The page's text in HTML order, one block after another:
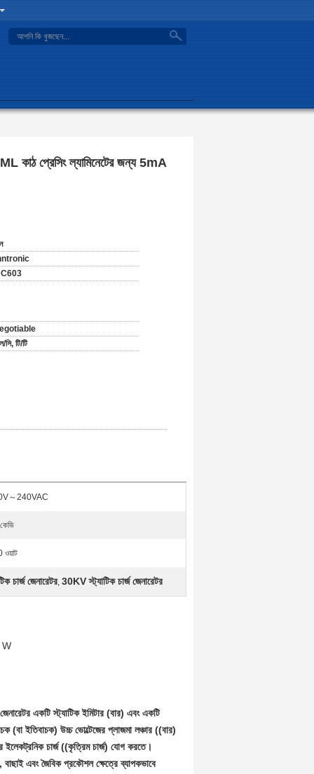
search
কাঠ প্রেসিং ল্যামিনেটের জন্য 5mA
সি, টি/টি
～240VAC
ওয়াট
চার্জ জেনারেটর, 30KV স্ট্যাটিক চার্জ জেনারেটর
W
জেনারেটর একটি স্ট্যাটিক ইমিটার (বার) এবং একটি
(বা ইতিবাচক) উচ্চ ভোল্টেজের প্লাজমা লঞ্চার ((বার)
চার্জ ((কৃত্রিম চার্জ) যোগ করতে।
বাছাই এবং জৈবিক প্রকৌশল ক্ষেত্রে ব্যাপকভাবে